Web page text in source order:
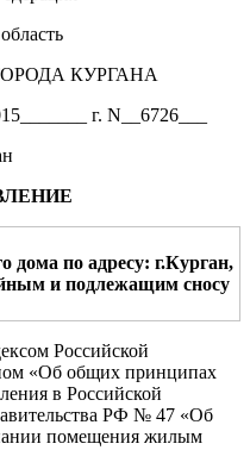
КУРГАНА
г. N__6726___
дома поадресу: г.Курган,
и подлежащим сносу
Российской
«Об общих принципах
в Российской
РФ № 47 «Об
помещения жилым